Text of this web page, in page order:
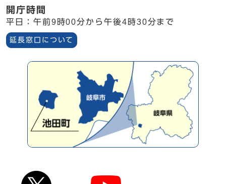
開庁時間
平日：午前9時00分から午後4時30分まで
延長窓口について